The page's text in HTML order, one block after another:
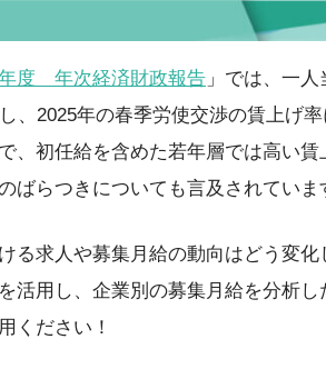
度 年次経済財政報告 」では、一
、2025年の春季労使交渉の賃上げ
、初任給を含めた若年層では高い
ばらつきについても言及されていま
る求人や募集月給の動向はどう変
活用し、企業別の募集月給を分析
ください！